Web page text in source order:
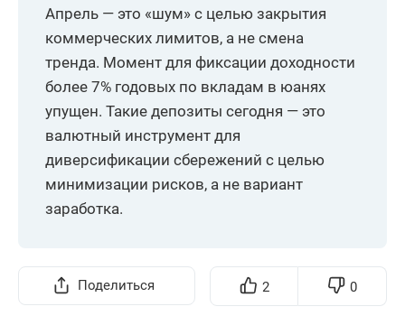
Апрель — это «шум» с целью закрытия
коммерческих лимитов, а не смена
тренда. Момент для фиксации доходности
более 7% годовых по вкладам в юанях
упущен. Такие депозиты сегодня — это
валютный инструмент для
диверсификации сбережений с целью
минимизации рисков, а не вариант
заработка.
Поделиться 2 0